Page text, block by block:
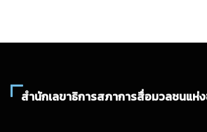
สำนักเลขาธิการสภาการสื่อมวลชนแห่